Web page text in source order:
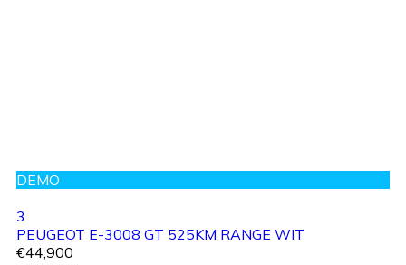
DEMO
3
PEUGEOT E-3008 GT 525KM RANGE WIT
€44,900